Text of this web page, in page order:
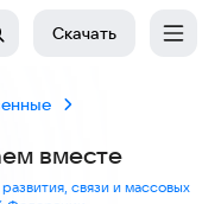
Скачать
вместе
связи и массовых